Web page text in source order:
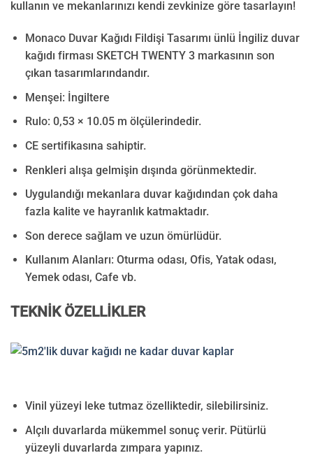
kullanın ve mekanlarınızı kendi zevkinize göre tasarlayın!
Monaco Duvar Kağıdı Fildişi Tasarımı ünlü İngiliz duvar
kağıdı firması SKETCH TWENTY 3 markasının son
çıkan tasarımlarındandır.
Menşei: İngiltere
Rulo: 0,53 × 10.05m ölçülerindedir.
CE sertifikasına sahiptir.
Renkleri alışa gelmişin dışında görünmektedir.
Uygulandığı mekanlara duvar kağıdından çok daha
fazla kalite ve hayranlık katmaktadır.
Son derece sağlam ve uzun ömürlüdür.
Kullanım Alanları: Oturma odası, Ofis, Yatak odası,
Yemek odası, Cafe vb.
TEKNİK ÖZELLİKLER
Vinil yüzeyi leke tutmaz özelliktedir, silebilirsiniz.
Alçılı duvarlarda mükemmel sonuç verir. Pütürlü
yüzeyli duvarlarda zımpara yapınız.